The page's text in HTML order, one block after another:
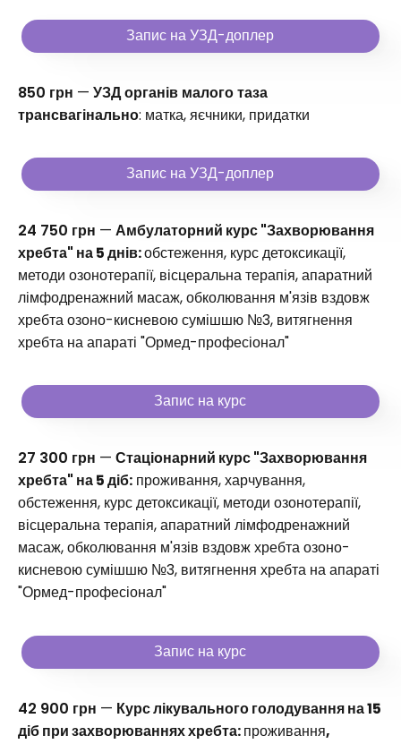
Запис на УЗД-доплер
850 грн — УЗД органів малого таза
трансвагінально: матка, яєчники, придатки
Запис на УЗД-доплер
24 750 грн — Амбулаторний курс "Захворювання
хребта" на 5 днів:обстеження, курс детоксикації,
методи озонотерапії, вісцеральна терапія, апаратний
лімфодренажний масаж, обколювання м'язів вздовж
хребта озоно-кисневою сумішшю №3, витягнення
хребта на апараті "Ормед-професіонал"
Запис на курс
27 300 грн — Стаціонарний курс "Захворювання
хребта" на 5 діб: проживання, харчування,
обстеження, курс детоксикації, методи озонотерапії,
вісцеральна терапія, апаратний лімфодренажний
масаж, обколювання м'язів вздовж хребта озоно-
кисневою сумішшю №3, витягнення хребта на апараті
"Ормед-професіонал"
Запис на курс
42 900 грн — Курс лікувального голодування на 15
діб при захворюваннях хребта:проживання,